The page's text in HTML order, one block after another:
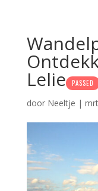
Lelie PASSED
door Neeltje |